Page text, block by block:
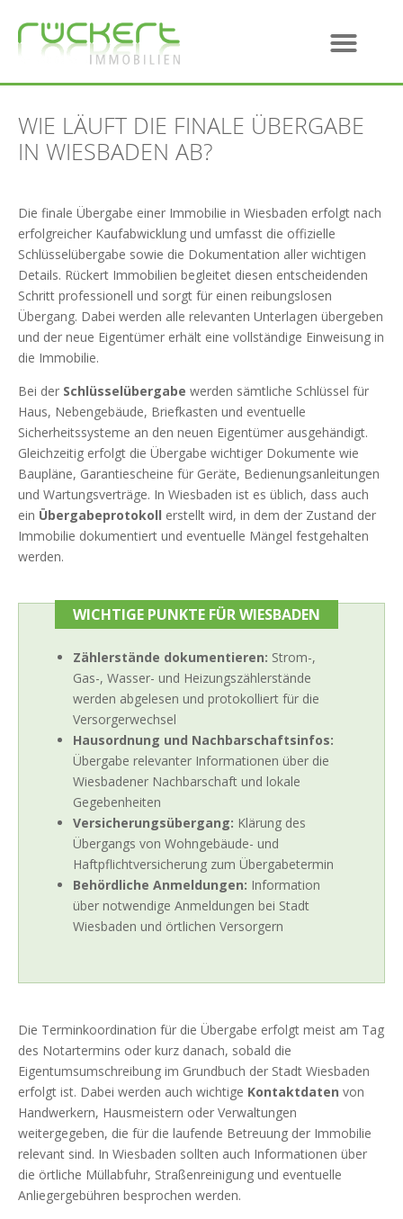
WIE LÄUFT DIE FINALE ÜBERGABE
IN WIESBADEN AB?
Die finale Übergabe einer Immobilie in Wiesbaden erfolgt nach
erfolgreicher Kaufabwicklung und umfasst die offizielle
Schlüsselübergabe sowie die Dokumentation aller wichtigen
Details. Rückert Immobilien begleitet diesen entscheidenden
Schritt professionell und sorgt für einen reibungslosen
Übergang. Dabei werden alle relevanten Unterlagen übergeben
und der neue Eigentümer erhält eine vollständige Einweisung in
die Immobilie.
Bei der Schlüsselübergabe werden sämtliche Schlüssel für
Haus, Nebengebäude, Briefkasten und eventuelle
Sicherheitssysteme an den neuen Eigentümer ausgehändigt.
Gleichzeitig erfolgt die Übergabe wichtiger Dokumente wie
Baupläne, Garantiescheine für Geräte, Bedienungsanleitungen
und Wartungsverträge. In Wiesbaden ist es üblich, dass auch
ein Übergabeprotokoll erstellt wird, in dem der Zustand der
Immobilie dokumentiert und eventuelle Mängel festgehalten
werden.
WICHTIGE PUNKTE FÜR WIESBADEN
Zählerstände dokumentieren: Strom-,
Gas-, Wasser- und Heizungszählerstände
werden abgelesen und protokolliert für die
Versorgerwechsel
Hausordnung und Nachbarschaftsinfos:
Übergabe relevanter Informationen über die
Wiesbadener Nachbarschaft und lokale
Gegebenheiten
Versicherungsübergang: Klärung des
Übergangs von Wohngebäude- und
Haftpflichtversicherung zum Übergabetermin
Behördliche Anmeldungen: Information
über notwendige Anmeldungen bei Stadt
Wiesbaden und örtlichen Versorgern
Die Terminkoordination für die Übergabe erfolgt meist am Tag
des Notartermins oder kurz danach, sobald die
Eigentumsumschreibung im Grundbuch der Stadt Wiesbaden
erfolgt ist. Dabei werden auch wichtige Kontaktdaten von
Handwerkern, Hausmeistern oder Verwaltungen
weitergegeben, die für die laufende Betreuung der Immobilie
relevant sind. In Wiesbaden sollten auch Informationen über
die örtliche Müllabfuhr, Straßenreinigung und eventuelle
Anliegergebühren besprochen werden.